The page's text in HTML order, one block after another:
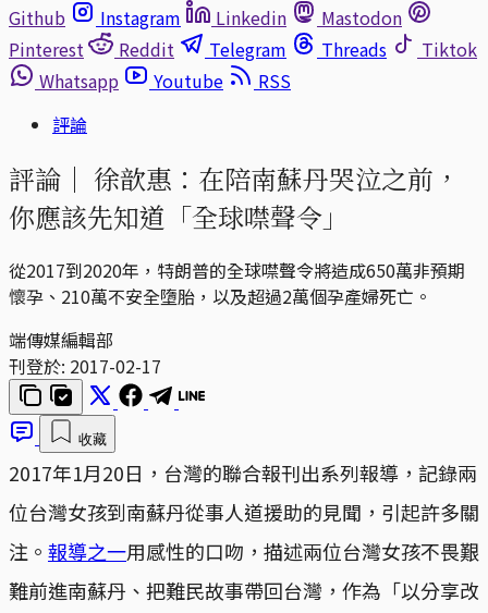
Github
Instagram Linkedin
Mastodon
Pinterest
Reddit Telegram Threads
Tiktok
Whatsapp
Youtube
RSS
評論
評論｜ 徐歆惠：在陪南蘇丹哭泣之前，
你應該先知道「全球噤聲令」
從2017到2020年，特朗普的全球噤聲令將造成650萬非預期
懷孕、210萬不安全墮胎，以及超過2萬個孕產婦死亡。
端傳媒編輯部
刊登於: 2017-02-17
收藏
2017年1月20日，台灣的聯合報刊出系列報導，記錄兩
位台灣女孩到南蘇丹從事人道援助的見聞，引起許多關
注。 報導之一用感性的口吻，描述兩位台灣女孩不畏艱
難前進南蘇丹、把難民故事帶回台灣，作為「以分享改